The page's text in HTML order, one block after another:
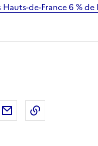
Hauts-de-France 6 %
X (anciennement
sur LinkedIn
Partager par email
Copier dans